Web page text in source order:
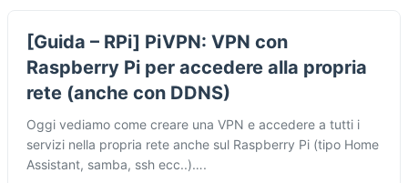
[Guida – RPi] PiVPN: VPN con
Raspberry Pi per accedere alla propria
rete (anche con DDNS)
Oggi vediamo come creare una VPN e accedere a tutti i
servizi nella propria rete anche sul Raspberry Pi (tipo Home
Assistant, samba, ssh ecc..)….